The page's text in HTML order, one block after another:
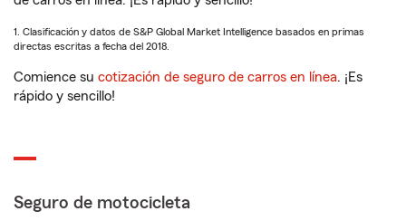
1. Clasificación y datos de S&P Global Market Intelligence basados en primas
directas escritas a fecha del 2018.
Comience su cotización de seguro de carros en línea. ¡Es
rápido y sencillo!
Seguro de motocicleta